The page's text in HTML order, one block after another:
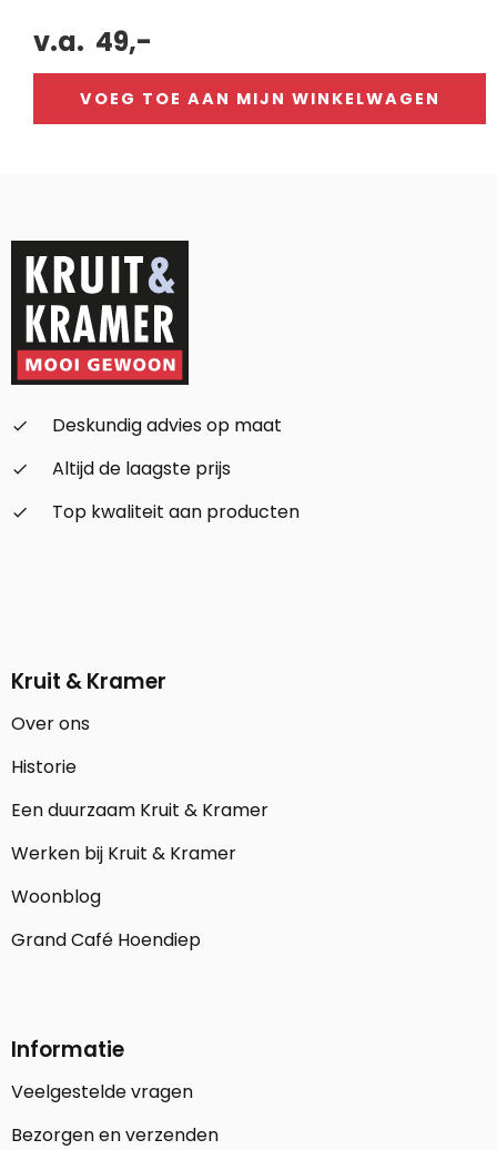
v.a. 49,-
VOEG TOE AAN MIJN WINKELWAGEN
check_small
Deskundig advies op maat
check_small
Altijd de laagste prijs
check_small
Top kwaliteit aan producten
Kruit & Kramer
Over ons
Historie
Een duurzaam Kruit & Kramer
Werken bij Kruit & Kramer
Woonblog
Grand Café Hoendiep
Informatie
Veelgestelde vragen
Bezorgen en verzenden